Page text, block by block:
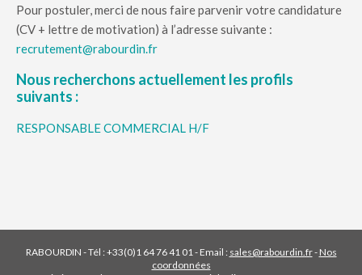
Pour postuler, merci de nous faire parvenir votre candidature
(CV + lettre de motivation) à l’adresse suivante :
recrutement@rabourdin.fr
Nous recherchons actuellement les profils
suivants :
RESPONSABLE COMMERCIAL H/F
RABOURDIN - Tél : +33(0)1 64 76 41 01 - Email : sales@rabourdin.fr- Nos
coordonnées